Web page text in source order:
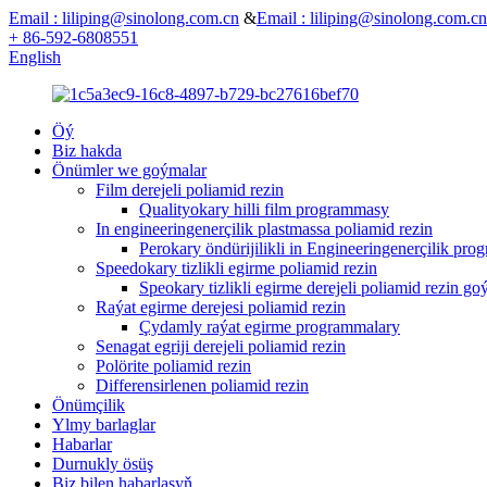
Email : liliping@sinolong.com.cn &Email : liliping@sinolong.com.cn
+ 86-592-6808551
English
Öý
Biz hakda
Önümler we goýmalar
Film derejeli poliamid rezin
Qualityokary hilli film programmasy
In engineeringenerçilik plastmassa poliamid rezin
Perokary öndürijilikli in Engineeringenerçilik
Speedokary tizlikli egirme poliamid rezin
Speokary tizlikli egirme derejeli poliamid rezin
Raýat egirme derejesi poliamid rezin
Çydamly raýat egirme programmalary
Senagat egriji derejeli poliamid rezin
Polörite poliamid rezin
Differensirlenen poliamid rezin
Önümçilik
Ylmy barlaglar
Habarlar
Durnukly ösüş
Biz bilen habarlaşyň